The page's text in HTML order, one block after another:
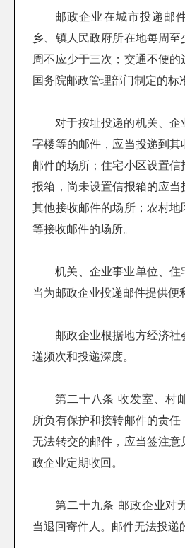
邮政企业在城市投递邮
乡、镇人民政府所在地每周
周不应少于三次；交通不便的
国务院邮政管理部门制定的标
对于按址投递的机关、
字楼等的邮件，应当投递到其
邮件的场所；住宅小区设置
报箱，尚未设置信报箱的应
其他接收邮件的场所；农村
等接收邮件的场所。
机关、企业事业单位、住
当为邮政企业投递邮件提供便
邮政企业根据地方经济
递频次和投递深度。
第二十八条 收发室、村
所负有保护和接转邮件的责任
无法转交的邮件，应当签注意
政企业定期收回。
第二十九条 邮政企业对
当退回寄件人。邮件无法投递